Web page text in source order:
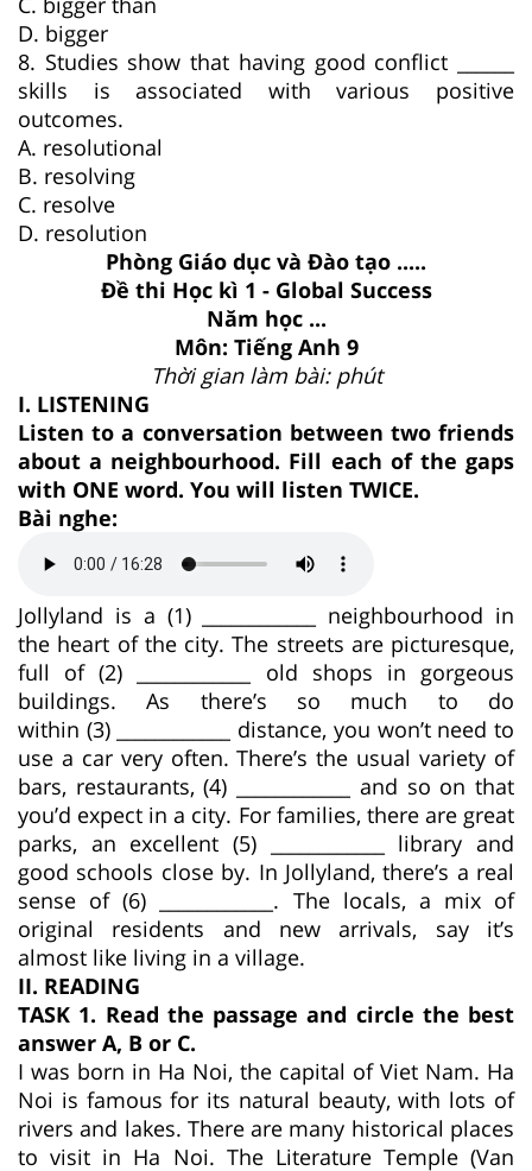
D. bigger
8. Studies show that having good conflict ______
skills is associated with various positive
outcomes.
A. resolutional
B. resolving
C. resolve
D. resolution
Phòng Giáo dục và Đào tạo .....
Đề thi Học kì 1 - Global Success
Năm học ...
Môn: Tiếng Anh 9
Thời gian làm bài: phút
I. LISTENING
Listen to a conversation between two friends
about a neighbourhood. Fill each of the gaps
with ONE word. You will listen TWICE.
Bài nghe:
Jollyland is a (1) ____________ neighbourhood in
the heart of the city. The streets are picturesque,
full of (2) ____________ old shops in gorgeous
buildings. As there’s so much to do
within (3) ____________ distance, you won’t need to
use a car very often. There’s the usual variety of
bars, restaurants, (4) ____________ and so on that
you’d expect in a city. For families, there are great
parks, an excellent (5) ____________ library and
good schools close by. In Jollyland, there’s a real
sense of (6) ____________. The locals, a mix of
original residents and new arrivals, say it’s
almost like living in a village.
II. READING
TASK 1. Read the passage and circle the best
answer A, B or C.
I was born in Ha Noi, the capital of Viet Nam. Ha
Noi is famous for its natural beauty, with lots of
rivers and lakes. There are many historical places
to visit in Ha Noi. The Literature Temple (Van